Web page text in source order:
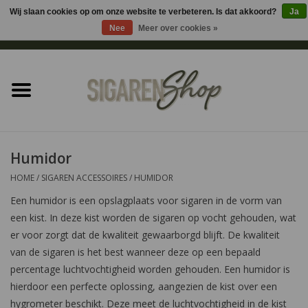
Sigaren accessoires
Shag accessoires
Aansteker
Headshop
Cadeau
Humidor
HOME/ SIGAREN ACCESSOIRES/ HUMIDOR
Een humidor is een opslagplaats voor sigaren in de vorm van
een kist. In deze kist worden de sigaren op vocht gehouden, wat
er voor zorgt dat de kwaliteit gewaarborgd blijft. De kwaliteit
van de sigaren is het best wanneer deze op een bepaald
percentage luchtvochtigheid worden gehouden. Een humidor is
hierdoor een perfecte oplossing, aangezien de kist over een
hygrometer beschikt. Deze meet de luchtvochtigheid in de kist
Wij slaan cookies op om onze website te verbeteren. Is dat akkoord?
Ja
Nee
Meer over cookies »